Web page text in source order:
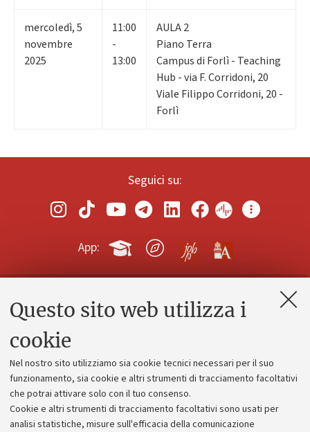
Questo sito web utilizza i
cookie
Nel nostro sito utilizziamo sia cookie tecnici necessari per il suo
funzionamento, sia cookie e altri strumenti di tracciamento facoltativi
che potrai attivare solo con il tuo consenso.
Cookie e altri strumenti di tracciamento facoltativi sono usati per
analisi statistiche, misure sull'efficacia della comunicazione
mercoledì,5
novembre
2025
11:00
-
13:00
AULA 2
Piano Terra
Campus di Forlì - Teaching
Hub - via F. Corridoni, 20
Viale Filippo Corridoni, 20 -
Forlì
Seguici su:
App:
Contatti e PEC
Alumni community
Piano strategico
Bilanci